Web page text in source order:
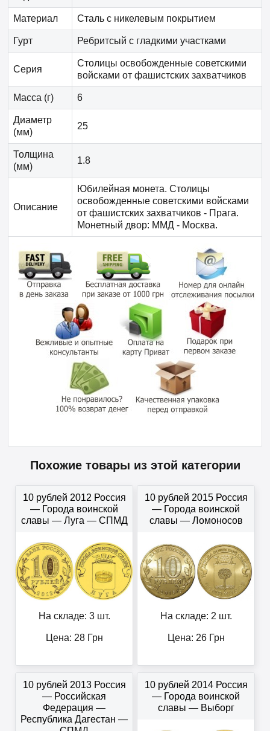
Материал Сталь с никелевым покрытием
Гурт Ребритсый с гладкими участками
Серия
Столицы освобожденные советскими
войсками от фашистских захватчиков
Масса (г) 6
Диаметр
(мм)
25
Толщина
(мм)
1.8
Описание
Юбилейная монета. Столицы
освобожденные советскими войсками
от фашистских захватчиков - Прага.
Монетный двор: ММД - Москва.
Похожие товары из этой категории
10 рублей 2012 Россия
— Города воинской
славы — Луга — СПМД
На складе: 3 шт.
Цена: 28Грн
10 рублей 2015 Россия
— Города воинской
славы — Ломоносов
На складе: 2 шт.
Цена: 26Грн
10 рублей 2013 Россия
— Российская
Федерация —
Республика Дагестан —
10 рублей 2014 Россия
— Города воинской
славы — Выборг